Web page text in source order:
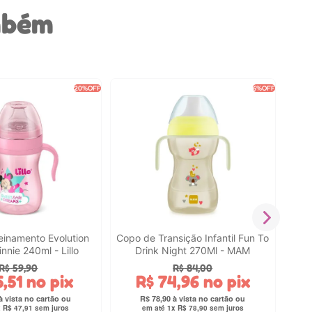
20%OFF
Evolution
240ml - Lillo
59,90
,51 no pix
R$ 47,91 sem juros
6%OFF
Copo de Transição Infantil Fun To
Drink Night 270Ml - MAM
R$ 84,00
R$ 74,96no pix
R$ 78,90
em até 1x R$ 78,90 sem juros